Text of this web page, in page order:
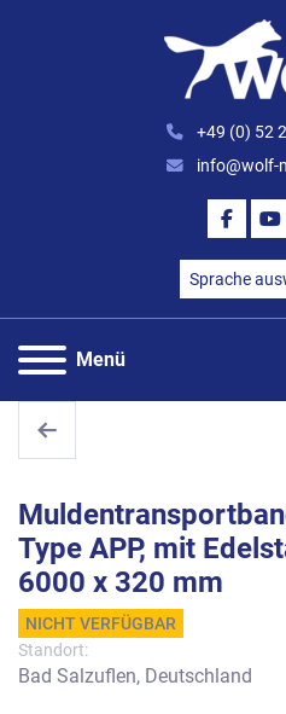
+49 (0) 52
info@wolf-
Sprache
Menü
Type APP, mit
6000 x 320 mm
NICHT VERFÜGBAR
Standort:
Bad Salzuflen, Deutschland